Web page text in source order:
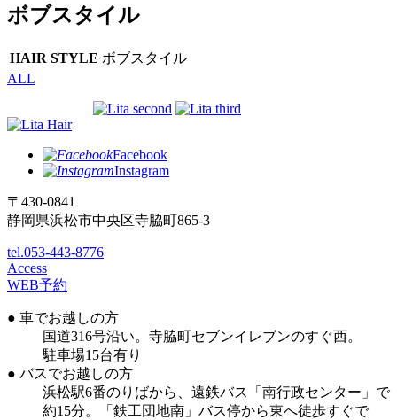
ボブスタイル
HAIR STYLE ボブスタイル
ALL
Facebook
Instagram
〒430-0841
静岡県浜松市中央区寺脇町865-3
tel.053-443-8776
Access
WEB予約
● 車でお越しの方
国道316号沿い。寺脇町セブンイレブンのすぐ西。
駐車場15台有り
● バスでお越しの方
浜松駅6番のりばから、遠鉄バス「南行政センター」で
約15分。「鉄工団地南」バス停から東へ徒歩すぐで